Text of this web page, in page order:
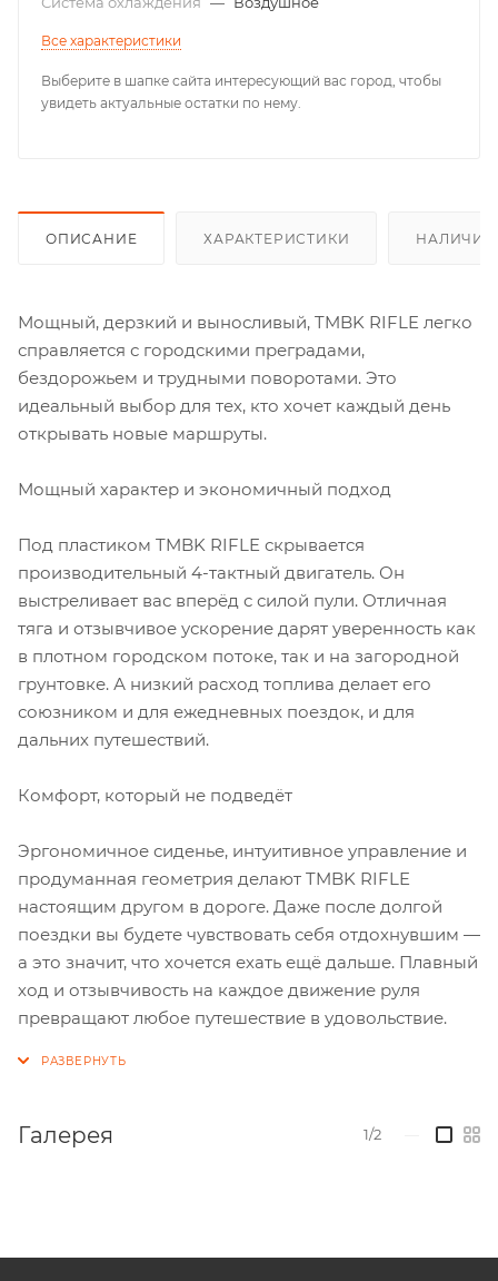
Все характеристики
Выберите в шапке сайта интересующий вас город, чтобы
увидеть актуальные остатки по нему.
ОПИСАНИЕ ХАРАКТЕРИСТИКИ НАЛИЧИЕ
Мощный, дерзкий и выносливый, TMBK RIFLE легко
справляется с городскими преградами,
бездорожьем и трудными поворотами. Это
идеальный выбор для тех, кто хочет каждый день
открывать новые маршруты.
Мощный характер и экономичный подход
Под пластиком TMBK RIFLE скрывается
производительный 4-тактный двигатель. Он
выстреливает вас вперёд с силой пули. Отличная
тяга и отзывчивое ускорение дарят уверенность как
в плотном городском потоке, так и на загородной
грунтовке. А низкий расход топлива делает его
союзником и для ежедневных поездок, и для
дальних путешествий.
Комфорт, который не подведёт
Эргономичное сиденье, интуитивное управление и
продуманная геометрия делают TMBK RIFLE
настоящим другом в дороге. Даже после долгой
поездки вы будете чувствовать себя отдохнувшим —
а это значит, что хочется ехать ещё дальше. Плавный
ход и отзывчивость на каждое движение руля
превращают любое путешествие в удовольствие.
Галерея 1/2